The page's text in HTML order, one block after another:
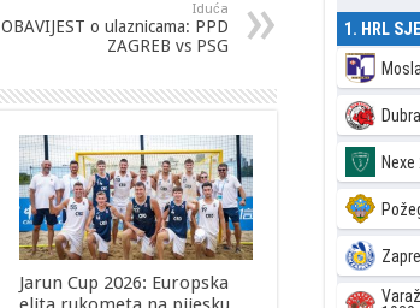
Iduća
OBAVIJEST o ulaznicama: PPD
ZAGREB vs PSG
Jarun Cup 2026: Europska
1. HRL
Nexe